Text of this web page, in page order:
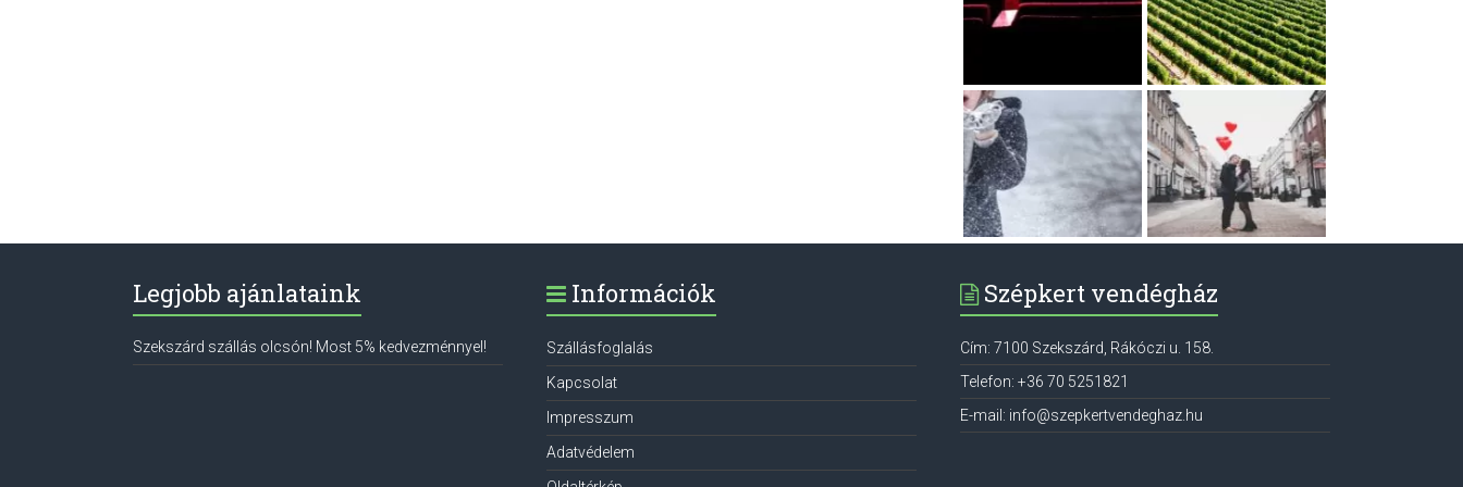
Legjobb ajánlataink
Szekszárd szállás olcsón! Most 5% kedvezménnyel!
Információk
Szállásfoglalás
Kapcsolat
Impresszum
Adatvédelem
Szépkert vendégház
Cím: 7100 Szekszárd Rákóczi u. 158.
Telefon:+36 70 5251821
E-mail: info@szepkertvendeghaz.hu